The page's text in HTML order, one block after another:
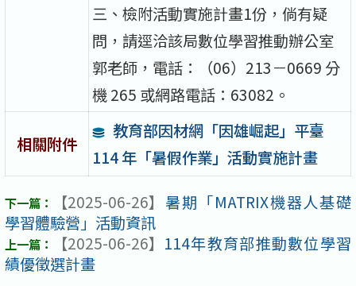
三、檢附活動實施計畫1份，倘有疑
問，請逕洽該局數位學習推動辦公室
郭老師，電話：（06）213－0669 分
機 265 或網路電話：63082。
相關附件
教育部因材網「因雄崛起」平臺
114 年「暑假作業」活動實施計畫
【2025-06-26】 暑期「MATRIX機器人基礎
學習體驗營」活動資訊
【2025-06-26】 114年教育部推動數位學習
績優徵選計畫